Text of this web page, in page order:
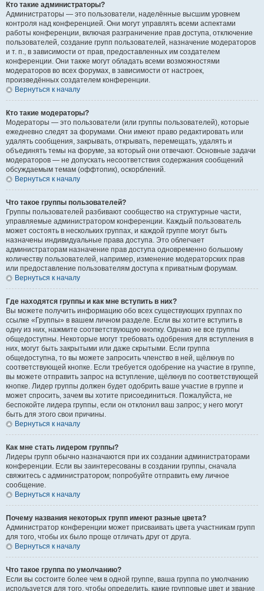
Кто такие администраторы?
Администраторы — это пользователи, наделённые высшим уровнем
контроля над конференцией. Они могут управлять всеми аспектами
работы конференции, включая разграничение прав доступа, отключение
пользователей, создание групп пользователей, назначение модераторов
и т. п., в зависимости от прав, предоставленных им создателем
конференции. Они также могут обладать всеми возможностями
модераторов во всех форумах, в зависимости от настроек,
произведённых создателем конференции.
Вернуться к началу
Кто такие модераторы?
Модераторы — это пользователи (или группы пользователей), которые
ежедневно следят за форумами. Они имеют право редактировать или
удалять сообщения, закрывать, открывать, перемещать, удалять и
объединять темы на форуме, за который они отвечают. Основные задачи
модераторов — не допускать несоответствия содержания сообщений
обсуждаемым темам (оффтопик), оскорблений.
Вернуться к началу
Что такое группы пользователей?
Группы пользователей разбивают сообщество на структурные части,
управляемые администратором конференции. Каждый пользователь
может состоять в нескольких группах, и каждой группе могут быть
назначены индивидуальные права доступа. Это облегчает
администраторам назначение прав доступа одновременно большому
количеству пользователей, например, изменение модераторских прав
или предоставление пользователям доступа к приватным форумам.
Вернуться к началу
Где находятся группы и как мне вступить в них?
Вы можете получить информацию обо всех существующих группах по
ссылке «Группы» в вашем личном разделе. Если вы хотите вступить в
одну из них, нажмите соответствующую кнопку. Однако не все группы
общедоступны. Некоторые могут требовать одобрения для вступления в
них, могут быть закрытыми или даже скрытыми. Если группа
общедоступна, то вы можете запросить членство в ней, щёлкнув по
соответствующей кнопке. Если требуется одобрение на участие в группе,
вы можете отправить запрос на вступление, щёлкнув по соответствующей
кнопке. Лидер группы должен будет одобрить ваше участие в группе и
может спросить, зачем вы хотите присоединиться. Пожалуйста, не
беспокойте лидера группы, если он отклонил ваш запрос; у него могут
быть для этого свои причины.
Вернуться к началу
Как мне стать лидером группы?
Лидеры групп обычно назначаются при их создании администраторами
конференции. Если вы заинтересованы в создании группы, сначала
свяжитесь с администратором; попробуйте отправить ему личное
сообщение.
Вернуться к началу
Почему названия некоторых групп имеют разные цвета?
Администратор конференции может присваивать цвета участникам групп
для того, чтобы их было проще отличать друг от друга.
Вернуться к началу
Что такое группа по умолчанию?
Если вы состоите более чем в одной группе, ваша группа по умолчанию
используется для того, чтобы определить, какие групповые цвет и звание